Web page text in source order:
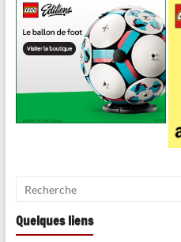
Quelques liens